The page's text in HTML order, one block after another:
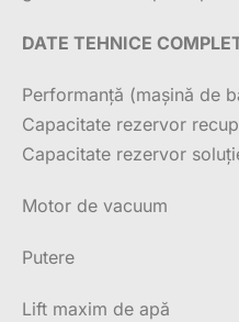
DATE TEHNICE
Performanță (mașină de
Capacitate rezervor
Capacitate rezervor
Motor de
Putere /
Lift maxim de